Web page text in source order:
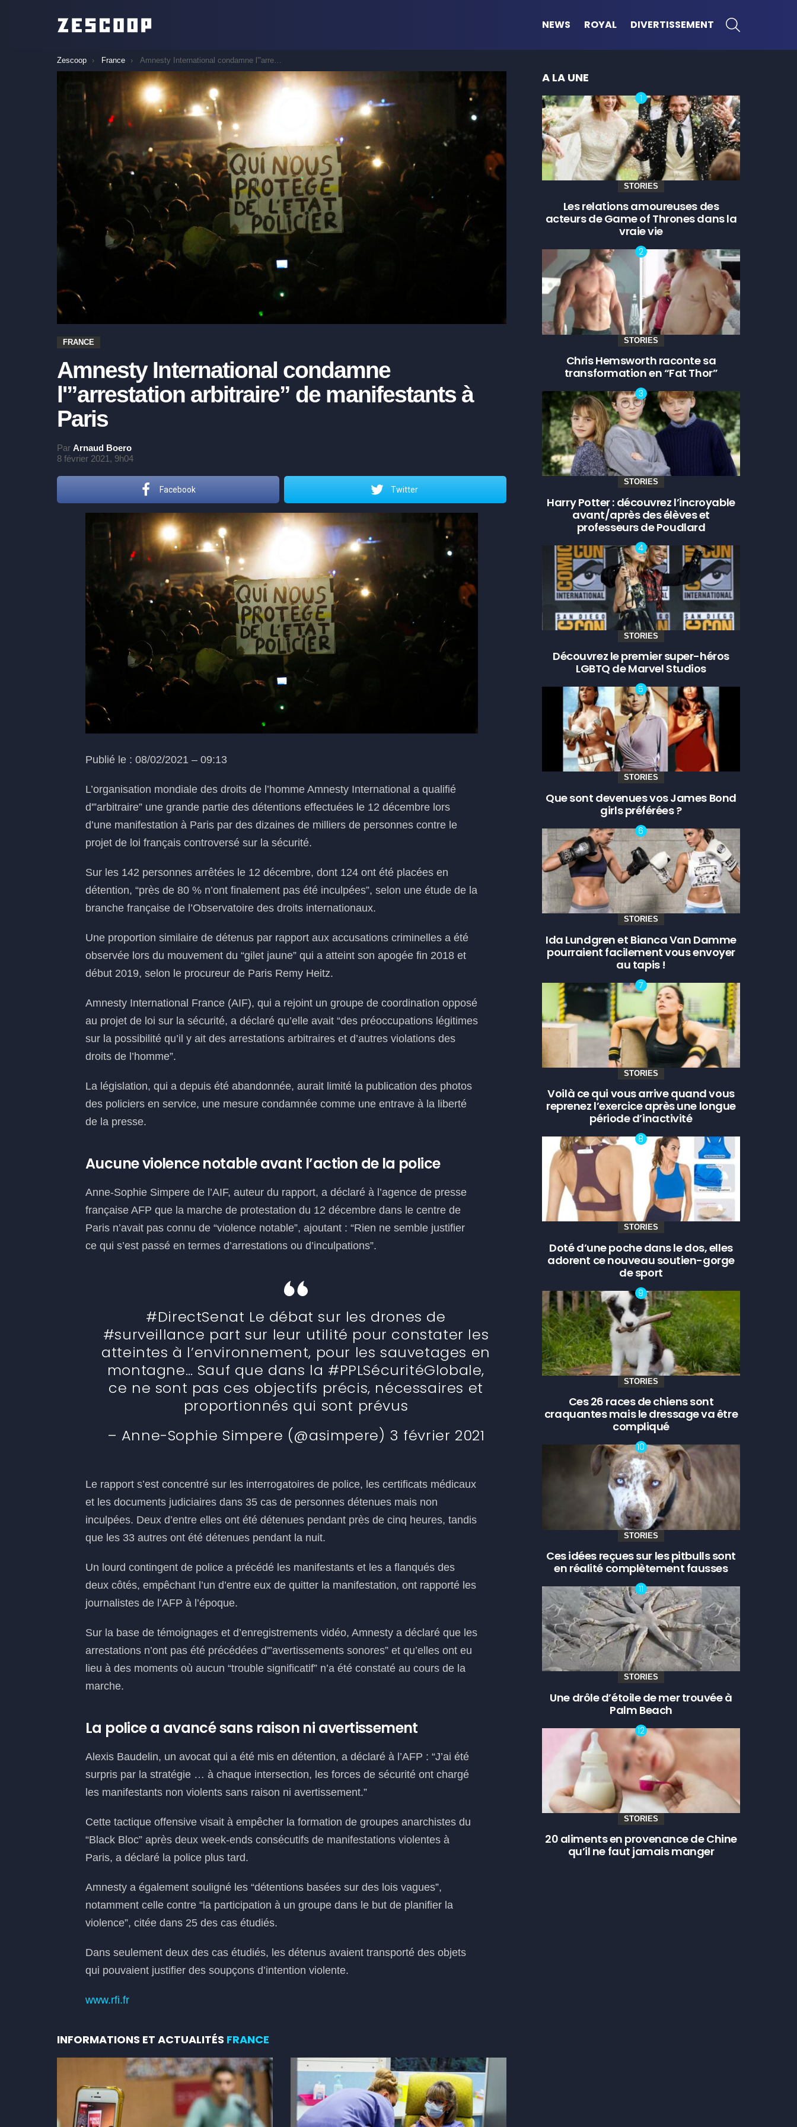
NEWS ROYAL DIVERTISSEMENT
You are here:
Zescoop France Amnesty International condamne l'”arrestation arbitraire” de manifestants à Paris
FRANCE
Amnesty International condamne
l'”arrestation arbitraire” de manifestants à
Paris
Par Arnaud Boero
8 février 2021, 9h04
Facebook Twitter
Publié le : 08/02/2021 – 09:13
L’organisation mondiale des droits de l’homme Amnesty International a qualifié
d'”arbitraire” une grande partie des détentions effectuées le 12 décembre lors
d’une manifestation à Paris par des dizaines de milliers de personnes contre le
projet de loi français controversé sur la sécurité.
Sur les 142 personnes arrêtées le 12 décembre, dont 124 ont été placées en
détention, “près de 80 % n’ont finalement pas été inculpées”, selon une étude de la
branche française de l’Observatoire des droits internationaux.
Une proportion similaire de détenus par rapport aux accusations criminelles a été
observée lors du mouvement du “gilet jaune” qui a atteint son apogée fin 2018 et
début 2019, selon le procureur de Paris Remy Heitz.
Amnesty International France (AIF), qui a rejoint un groupe de coordination opposé
au projet de loi sur la sécurité, a déclaré qu’elle avait “des préoccupations légitimes
sur la possibilité qu’il y ait des arrestations arbitraires et d’autres violations des
droits de l’homme”.
La législation, qui a depuis été abandonnée, aurait limité la publication des photos
des policiers en service, une mesure condamnée comme une entrave à la liberté
de la presse.
Aucune violence notable avant l’action de la police
Anne-Sophie Simpere de l’AIF, auteur du rapport, a déclaré à l’agence de presse
française AFP que la marche de protestation du 12 décembre dans le centre de
Paris n’avait pas connu de “violence notable”, ajoutant : “Rien ne semble justifier
ce qui s’est passé en termes d’arrestations ou d’inculpations”.
#DirectSenat Le débat sur les drones de
#surveillance part sur leur utilité pour constater les
atteintes à l’environnement, pour les sauvetages en
montagne… Sauf que dans la #PPLSécuritéGlobale,
ce ne sont pas ces objectifs précis, nécessaires et
proportionnés qui sont prévus
– Anne-Sophie Simpere (@asimpere) 3 février 2021
Le rapport s’est concentré sur les interrogatoires de police, les certificats médicaux
et les documents judiciaires dans 35 cas de personnes détenues mais non
inculpées. Deux d’entre elles ont été détenues pendant près de cinq heures, tandis
que les 33 autres ont été détenues pendant la nuit.
Un lourd contingent de police a précédé les manifestants et les a flanqués des
deux côtés, empêchant l’un d’entre eux de quitter la manifestation, ont rapporté les
journalistes de l’AFP à l’époque.
Sur la base de témoignages et d’enregistrements vidéo, Amnesty a déclaré que les
arrestations n’ont pas été précédées d'”avertissements sonores” et qu’elles ont eu
lieu à des moments où aucun “trouble significatif” n’a été constaté au cours de la
marche.
La police a avancé sans raison ni avertissement
Alexis Baudelin, un avocat qui a été mis en détention, a déclaré à l’AFP : “J’ai été
surpris par la stratégie … à chaque intersection, les forces de sécurité ont chargé
les manifestants non violents sans raison ni avertissement.”
Cette tactique offensive visait à empêcher la formation de groupes anarchistes du
“Black Bloc” après deux week-ends consécutifs de manifestations violentes à
Paris, a déclaré la police plus tard.
Amnesty a également souligné les “détentions basées sur des lois vagues”,
notamment celle contre “la participation à un groupe dans le but de planifier la
violence”, citée dans 25 des cas étudiés.
Dans seulement deux des cas étudiés, les détenus avaient transporté des objets
qui pouvaient justifier des soupçons d’intention violente.
www.rfi.fr
INFORMATIONS ET ACTUALITÉS FRANCE
A LA UNE
STORIES
Les relations amoureuses des
acteurs de Game of Thrones dans la
vraie vie
STORIES
Chris Hemsworth raconte sa
transformation en “Fat Thor”
STORIES
Harry Potter : découvrez l’incroyable
avant/après des élèves et
professeurs de Poudlard
STORIES
Découvrez le premier super-héros
LGBTQ de Marvel Studios
STORIES
Que sont devenues vos James Bond
girls préférées ?
STORIES
Ida Lundgren et Bianca Van Damme
pourraient facilement vous envoyer
au tapis !
STORIES
Voilà ce qui vous arrive quand vous
reprenez l’exercice après une longue
période d’inactivité
STORIES
Doté d’une poche dans le dos, elles
adorent ce nouveau soutien-gorge
de sport
STORIES
Ces 26 races de chiens sont
craquantes mais le dressage va être
compliqué
STORIES
Ces idées reçues sur les pitbulls sont
en réalité complètement fausses
STORIES
Une drôle d’étoile de mer trouvée à
Palm Beach
STORIES
20 aliments en provenance de Chine
qu’il ne faut jamais manger